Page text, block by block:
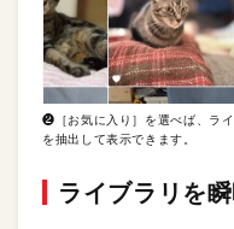
❷［お気に入り］を選べば、ラ
を抽出して表示できます。
ライブラリを